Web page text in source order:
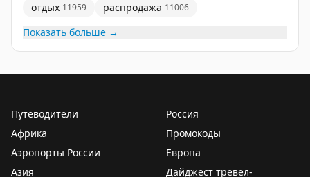
отдых 11959 распродажа 11006
Показать больше →
Путеводители
Россия
Африка
Промокоды
Аэропорты России
Европа
Азия
Дайджест тревел-